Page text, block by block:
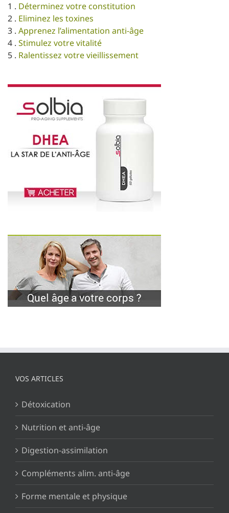
1 . Déterminez votre constitution
2 . Eliminez les toxines
3 . Apprenez l’alimentation anti-âge
4 . Stimulez votre vitalité
5 . Ralentissez votre vieillissement
VOS ARTICLES
Détoxication
Nutrition et anti-âge
Digestion-assimilation
Compléments alim. anti-âge
Forme mentale et physique